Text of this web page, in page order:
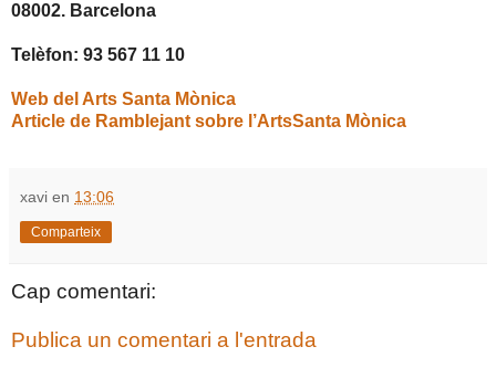
08002. Barcelona
Telèfon: 93 567 11 10
Web del Arts Santa Mònica
Article de Ramblejant sobre l’ArtsSanta Mònica
xavi en 13:06
Comparteix
Cap comentari:
Publica un comentari a l'entrada